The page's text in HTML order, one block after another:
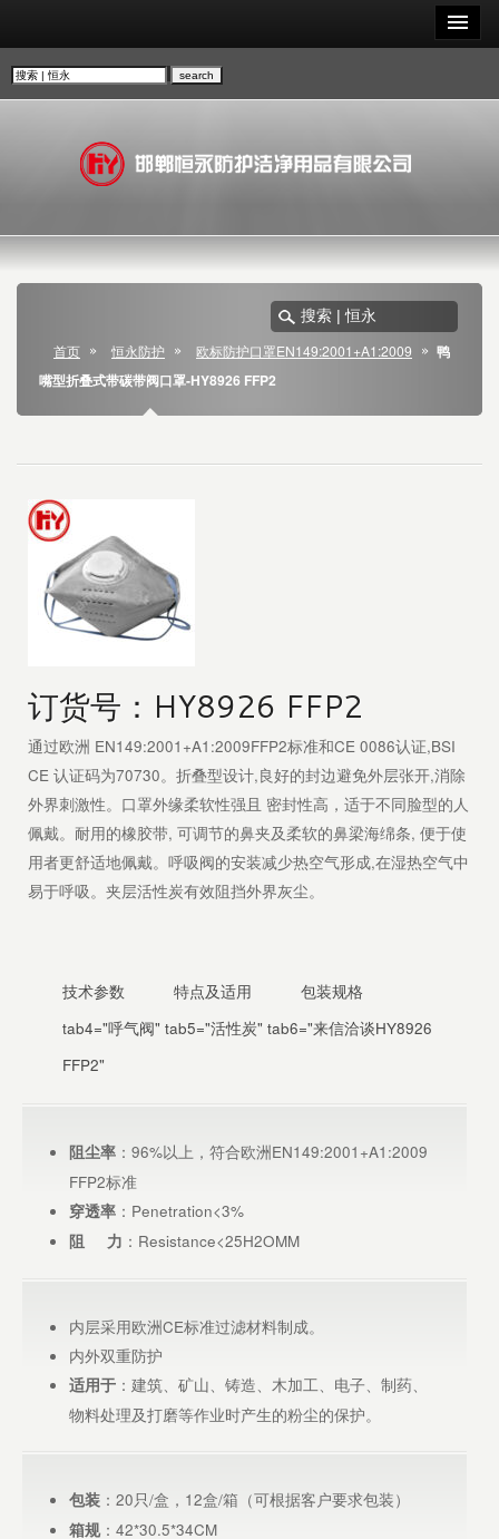
首页 恒永防护 欧标防护口罩EN149:2001+A1:2009
鸭
嘴型折叠式带碳带阀口罩-HY8926 FFP2
订货号：HY8926 FFP2
通过欧洲 EN149:2001+A1:2009FFP2标准和CE 0086认证,BSI
CE 认证码为70730。折叠型设计,良好的封边避免外层张开,消除
外界刺激性。口罩外缘柔软性强且 密封性高，适于不同脸型的人
佩戴。耐用的橡胶带, 可调节的鼻夹及柔软的鼻梁海绵条, 便于使
用者更舒适地佩戴。呼吸阀的安装减少热空气形成,在湿热空气中
易于呼吸。夹层活性炭有效阻挡外界灰尘。
技术参数 特点及适用
包装规格
tab4="呼气阀" tab5="活性炭" tab6="来信洽谈HY8926
FFP2"
阻尘率 ：96%以上，符合欧洲EN149:2001+A1:2009
FFP2标准
穿透率 ：Penetration<3%
阻 力 ：Resistance<25H2OMM
内层采用欧洲CE标准过滤材料制成。
内外双重防护
适用于 ：建筑、矿山、铸造、木加工、电子、制药、
物料处理及打磨等作业时产生的粉尘的保护。
包装 ：20只/盒，12盒/箱（可根据客户要求包装）
箱规：42*30.5*34CM